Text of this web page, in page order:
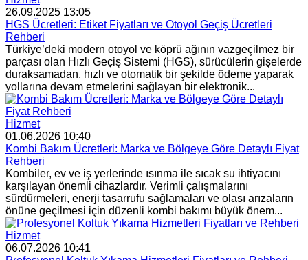
26.09.2025 13:05
HGS Ücretleri: Etiket Fiyatları ve Otoyol Geçiş Ücretleri
Rehberi
Türkiye’deki modern otoyol ve köprü ağının vazgeçilmez bir
parçası olan Hızlı Geçiş Sistemi (HGS), sürücülerin gişelerde
duraksamadan, hızlı ve otomatik bir şekilde ödeme yaparak
yollarına devam etmelerini sağlayan bir elektronik...
Hizmet
01.06.2026 10:40
Kombi Bakım Ücretleri: Marka ve Bölgeye Göre Detaylı Fiyat
Rehberi
Kombiler, ev ve iş yerlerinde ısınma ile sıcak su ihtiyacını
karşılayan önemli cihazlardır. Verimli çalışmalarını
sürdürmeleri, enerji tasarrufu sağlamaları ve olası arızaların
önüne geçilmesi için düzenli kombi bakımı büyük önem...
Hizmet
06.07.2026 10:41